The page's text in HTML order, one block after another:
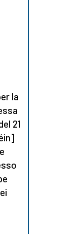
la
21